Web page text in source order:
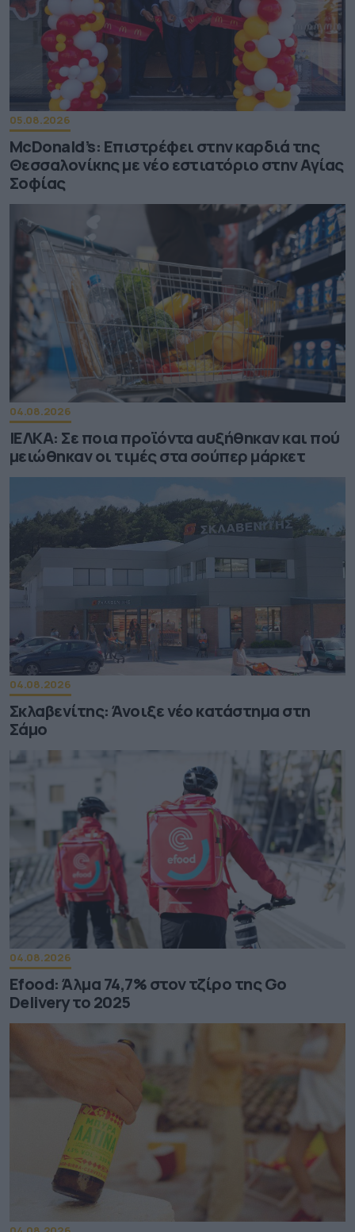
05.08.2026
McDonald’s: Επιστρέφει στην καρδιά της
Θεσσαλονίκης με νέο εστιατόριο στην Αγίας
Σοφίας
04.08.2026
ΙΕΛΚΑ: Σε ποια προϊόντα αυξήθηκαν και πού
μειώθηκαν οι τιμές στα σούπερ μάρκετ
04.08.2026
Σκλαβενίτης: Άνοιξε νέο κατάστημα στη
Σάμο
04.08.2026
Efood: Άλμα 74,7% στον τζίρο της Go
Delivery το 2025